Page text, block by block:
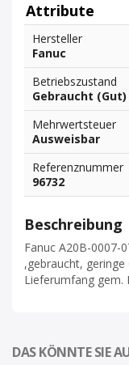
Attribute
Hersteller
Fanuc
Betriebszustand
Gebraucht (Gut)
Mehrwertsteuer
Ausweisbar
Referenznummer
96732
Beschreibung
Fanuc A20B-0007-
,gebraucht,
Lieferumfang gem.
DAS KÖNNTE SIE